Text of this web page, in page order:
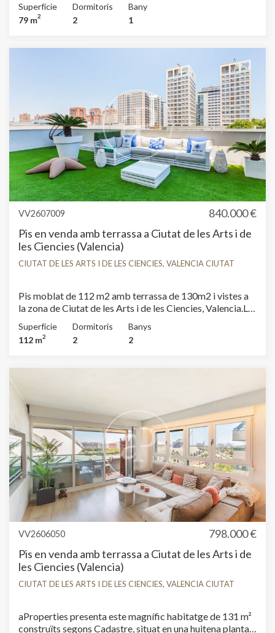
balcó i calefacció.
Superfície
79 m2
Dormitoris
2
Bany
1
VV2607009
840.000 €
Pis en venda amb terrassa a Ciutat de les Arts i de
les Ciencies (Valencia)
CIUTAT DE LES ARTS I DE LES CIENCIES, VALENCIA CIUTAT
Pis moblat de 112 m2 amb terrassa de 130m2 i vistes a
la zona de Ciutat de les Arts i de les Ciencies, Valencia.La
gimnàs, 1 plaça d’aparcament, aire condicionat, armaris
encastats, bugaderia, balcó, pati posterior, calefacció,
Superfície
112 m2
Dormitoris
2
Banys
2
VV2606050
798.000 €
Pis en venda amb terrassa a Ciutat de les Arts i de
les Ciencies (Valencia)
CIUTAT DE LES ARTS I DE LES CIENCIES, VALENCIA CIUTAT
aProperties presenta este magnífic habitatge de 131 m²
construïts segons Cadastre, situat en una huitena planta